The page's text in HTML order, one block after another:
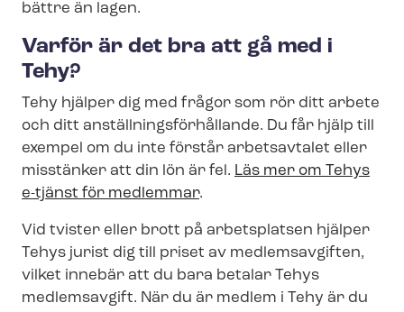
bättre än lagen.
Varför är det bra att gå med i
Tehy?
Tehy hjälper dig med frågor som rör ditt arbete
och ditt an­ställ­nings­för­hål­lan­de. Du får hjälp till
exempel om du inte förstår arbetsavtalet eller
misstänker att din lön är fel. Läs mer om Tehys
e-tjänst för medlemmar.
Vid tvister eller brott på arbetsplatsen hjälper
Tehys jurist dig till priset av medlemsavgiften,
vilket innebär att du bara betalar Tehys
medlemsavgift. När du är medlem i Tehy är du